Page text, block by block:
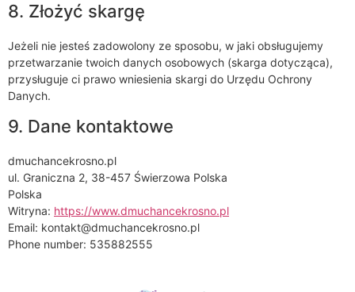
8. Złożyć skargę
Jeżeli nie jesteś zadowolony ze sposobu, w jaki obsługujemy
przetwarzanie twoich danych osobowych (skarga dotycząca),
przysługuje ci prawo wniesienia skargi do Urzędu Ochrony
Danych.
9. Dane kontaktowe
dmuchancekrosno.pl
ul. Graniczna 2, 38-457 Świerzowa Polska
Polska
Witryna: https://www.dmuchancekrosno.pl
Email: kontakt@dmuchancekrosno.pl
Phone number: 535882555